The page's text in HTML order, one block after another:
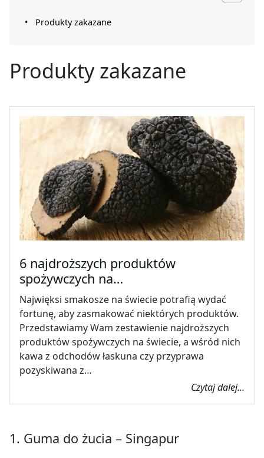
Produkty zakazane
Produkty zakazane
6 najdroższych produktów
spożywczych na…
Najwięksi smakosze na świecie potrafią wydać
fortunę, aby zasmakować niektórych produktów.
Przedstawiamy Wam zestawienie najdroższych
produktów spożywczych na świecie, a wśród nich
kawa z odchodów łaskuna czy przyprawa
pozyskiwana z…
Czytaj dalej...
1. Guma do żucia – Singapur